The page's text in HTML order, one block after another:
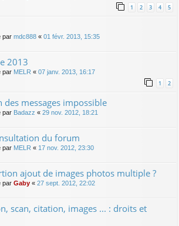
1 2 3 4 5
par mdc888 « 01 févr. 2013, 15:35
2013
par MELR « 07 janv. 2013, 16:17
1 2
messages impossible
par Badazz « 29 nov. 2012, 18:21
du forum
par MELR « 17 nov. 2012, 23:30
ajout de images photos multiple ?
par Gaby « 27 sept. 2012, 22:02
scan, citation, images ... : droits et